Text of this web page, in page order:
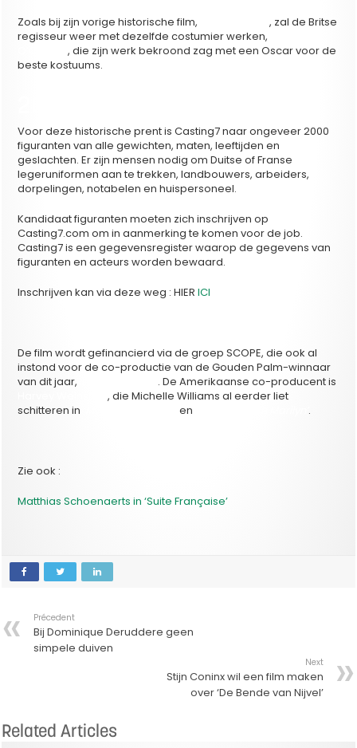
Zoals bij zijn vorige historische film,
The Duchess’, zal de Britse
regisseur weer met dezelfde costumier werken,
O’Connor, die zijn werk bekroond zag met een Oscar voor de
beste kostuums.
Voor deze historische prent is Casting7 naar ongeveer 2000
figuranten van alle gewichten, maten, leeftijden en
geslachten. Er zijn mensen nodig om Duitse of Franse
legeruniformen aan te trekken, landbouwers, arbeiders,
dorpelingen, notabelen en huispersoneel.
Kandidaat figuranten moeten zich inschrijven op
Casting7.com om in aanmerking te komen voor de job.
Casting7 is een gegevensregister waarop de gegevens van
figuranten en acteurs worden bewaard.
Inschrijven kan via deze weg : HIERICI
De film wordt gefinancierd via de groep SCOPE, die ook al
instond voor de co-productie van de Gouden Palm-winnaar
van dit jaar,
. De Amerikaanse co-producent is
Harvey Weinstein, die Michelle Williams al eerder liet
schitteren in
en .
Zie ook :
Matthias Schoenaerts in ‘Suite Française’
Précedent
Bij Dominique Deruddere geen
simpele duiven
Next
Stijn Coninx wil een film maken
over ‘De Bende van Nijvel’
Related Articles